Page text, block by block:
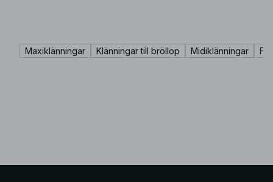
Maxiklänningar Klänningar till bröllop Midiklänningar